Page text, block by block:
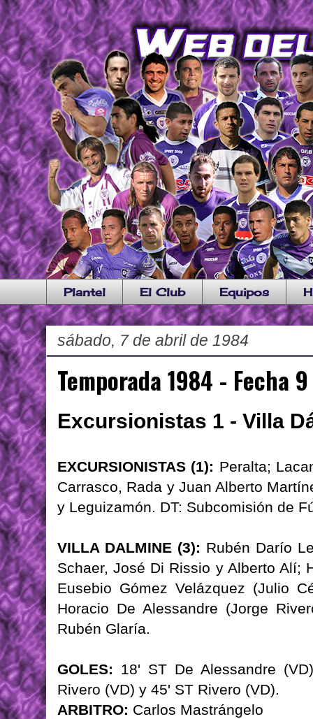
Plantel El Club Equipos
sábado, 7 de abril de 1984
Temporada 1984 - Fecha 9
Excursionistas 1 - Villa
EXCURSIONISTAS (1): Peralta;
Carrasco, Rada y Juan Alberto
y Leguizamón. DT: Subcomisión de
VILLA DALMINE (3): Rubén Darío
Schaer, José Di Rissio y Alberto Alí;
Eusebio Gómez Velázquez (Julio
Horacio De Alessandre (Jorge
Rubén Glaría.
GOLES: 18' ST De Alessandre
Rivero (VD) y 45' ST Rivero (VD).
ARBITRO: Carlos Mastrángelo